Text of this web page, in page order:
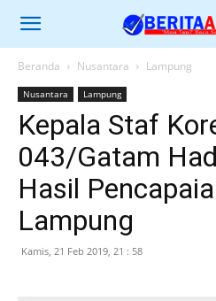
Beranda Nusantara Lampung
Nusantara Lampung
Kepala Staf
043/Gatam
Hasil
Lampung
Kamis, 21 Feb 2019, 21 : 58